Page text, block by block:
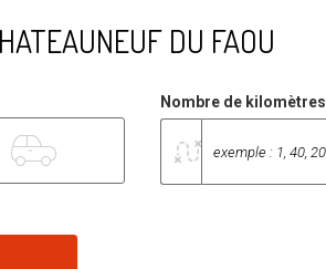
DU FAOU
Nombre de kilomètres